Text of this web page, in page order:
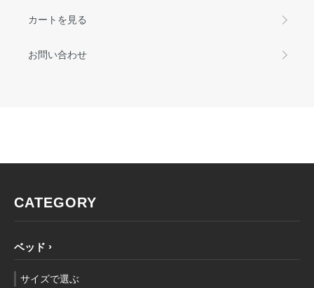
カートを見る
お問い合わせ
CATEGORY
ベッド
サイズで選ぶ